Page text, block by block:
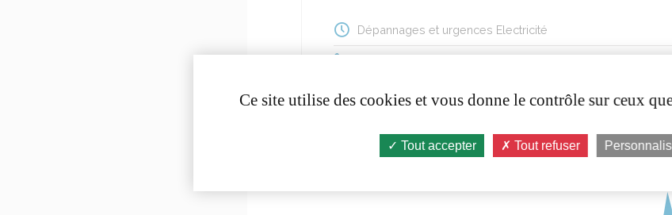
Dépannages et urgences Electricité
Ce site utilise des cookies et vous donne le contrôle sur ceux
Tout accepter Tout refuser